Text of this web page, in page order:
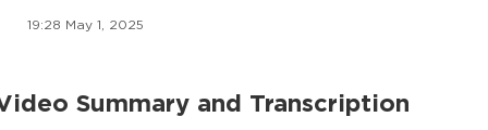
19:28 May 1, 2025
Summary and Transcription